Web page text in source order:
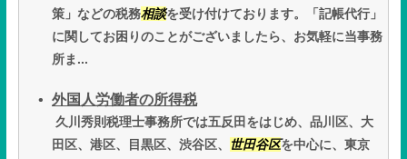
策」などの税務相談を受け付けております。「記帳代行」
に関してお困りのことがございましたら、お気軽に当事務
所ま...
外国人労働者の所得税
久川秀則税理士事務所では五反田をはじめ、品川区、大
田区、港区、目黒区、渋谷区、
世田谷区を中心に、東京